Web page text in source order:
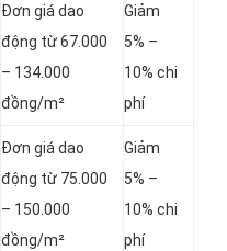
Đơn giá dao
động từ 67.000
– 134.000
đồng/m²
Giảm
5% –
10% chi
phí
Đơn giá dao
động từ 75.000
– 150.000
đồng/m²
Giảm
5% –
10% chi
phí